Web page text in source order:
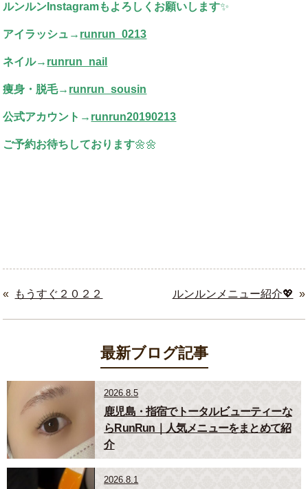
ルンルンInstagramもよろしくお願いします✨
アイラッシュ→ runrun_0213
ネイル→ runrun_nail
痩身・脱毛→ runrun_sousin
公式アカウント→ runrun20190213
ご予約お待ちしております🌼🌼
« もうすぐ２０２２ »
ルンルンメニュー紹介💖
最新ブログ記事
2026.8.5
鹿児島・指宿でトータルビューティーな
らRunRun｜人気メニューをまとめて紹
介
2026.8.1